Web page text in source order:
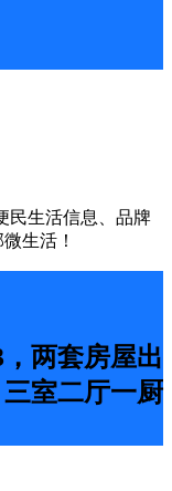
民生活信息、品牌
生活！
两套房屋出
室二厅一厨